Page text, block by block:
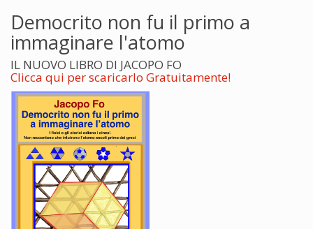
Democrito non fu il primo a
immaginare l'atomo
IL NUOVO LIBRO DI JACOPO FO
Clicca qui per scaricarlo Gratuitamente!